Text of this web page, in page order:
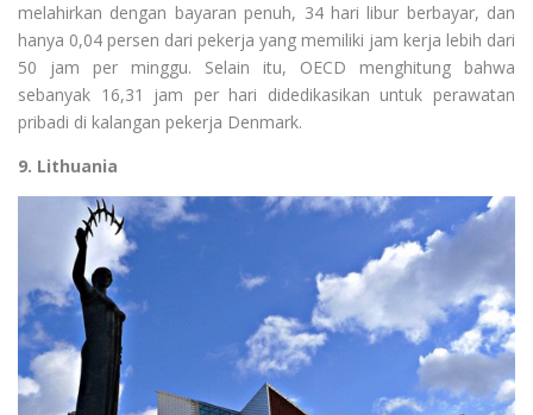
melahirkan dengan bayaran penuh, 34 hari libur berbayar, dan
hanya 0,04 persen dari pekerja yang memiliki jam kerja lebih dari
50 jam per minggu. Selain itu, OECD menghitung bahwa
sebanyak 16,31 jam per hari didedikasikan untuk perawatan
pribadi di kalangan pekerja Denmark.
9. Lithuania